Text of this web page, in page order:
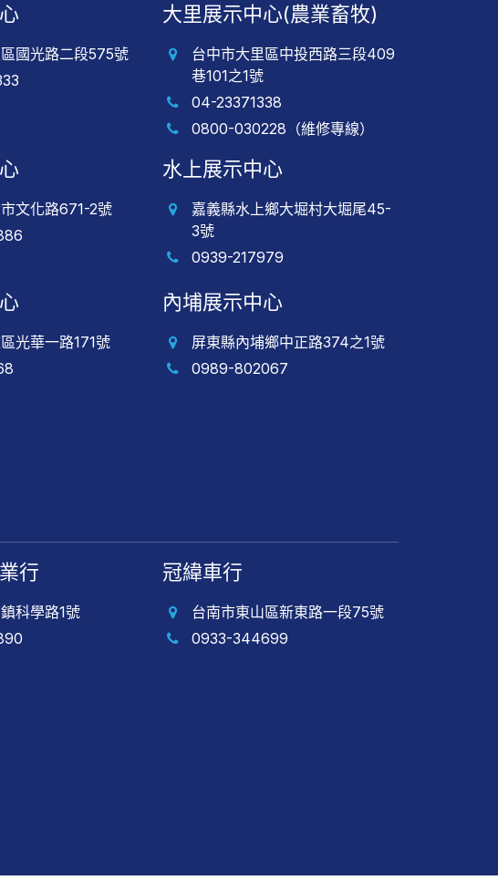
國光路二段575號
大里展示中心(農業畜牧)
台中市大里區中投西路三段409
巷101之1號
04-23371338
0800-030228（維修專線）
文化路671-2號
水上展示中心
嘉義縣水上鄉大堀村大堀尾45-
3號
0939-217979
光華一路171號
內埔展示中心
屏東縣內埔鄉中正路374之1號
0989-802067
行
科學路1號
冠緯車行
台南市東山區新東路一段75號
0933-344699